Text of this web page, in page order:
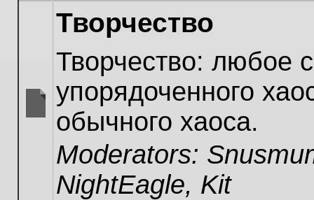
Творчество
Творчество: любое
упорядоченного
обычного хаоса.
Moderators:
NightEagle, Kit